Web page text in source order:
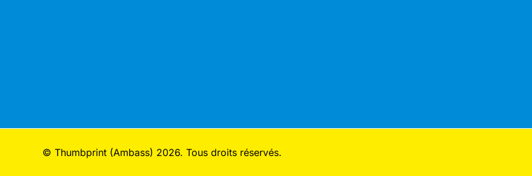
© Thumbprint (Ambass) 2026. Tous droits réservés.